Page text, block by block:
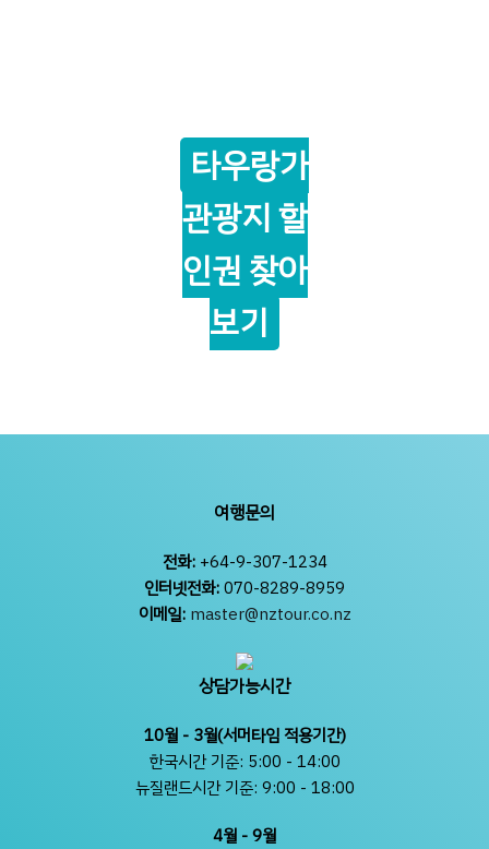
타우랑가
관광지 할
인권 찾아
보기
여행문의
전화:+64-9-307-1234
인터넷전화:070-8289-8959
이메일: master@nztour.co.nz
상담가능시간
10월 - 3월(서머타임 적용기간)
한국시간 기준: 5:00 - 14:00
뉴질랜드시간 기준: 9:00 - 18:00
4월 - 9월